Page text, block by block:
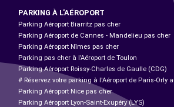
PARKING À L'AÉROPORT
Parking Aéroport Biarritz pas cher
Parking Aéroport de Cannes - Mandelieu pas cher
Parking Aéroport Nîmes pas cher
Parking pas cher à l’Aéroport de Toulon
Parking Aéroport Roissy-Charles de Gaulle (CDG)
# Réservez votre parking à l'Aéroport de Paris-Orly
Parking Aéroport Nice pas cher
Parking Aéroport Lyon-Saint-Exupéry (LYS)